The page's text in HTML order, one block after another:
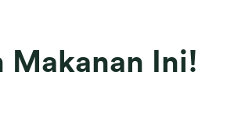
Makanan Ini!